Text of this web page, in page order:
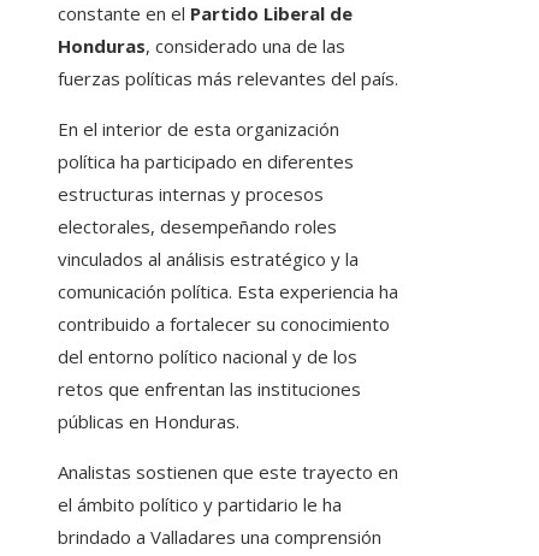
constante en el Partido Liberal de
Honduras, considerado una de las
fuerzas políticas más relevantes del país.
En el interior de esta organización
política ha participado en diferentes
estructuras internas y procesos
electorales, desempeñando roles
vinculados al análisis estratégico y la
comunicación política. Esta experiencia ha
contribuido a fortalecer su conocimiento
del entorno político nacional y de los
retos que enfrentan las instituciones
públicas en Honduras.
Analistas sostienen que este trayecto en
el ámbito político y partidario le ha
brindado a Valladares una comprensión